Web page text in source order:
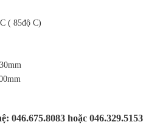
( 85độ C)
046.675.8083 hoặc 046.329.5153